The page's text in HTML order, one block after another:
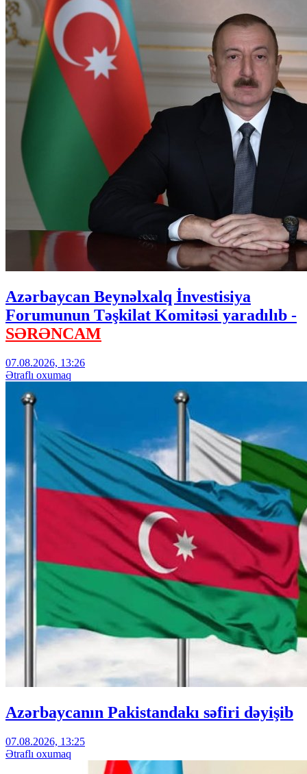
Azərbaycan Beynəlxalq İnvestisiya
Forumunun Təşkilat Komitəsi yaradılıb -
SƏRƏNCAM
07.08.2026, 13:26
Ətraflı oxumaq
Azərbaycanın Pakistandakı səfiri dəyişib
07.08.2026, 13:25
Ətraflı oxumaq